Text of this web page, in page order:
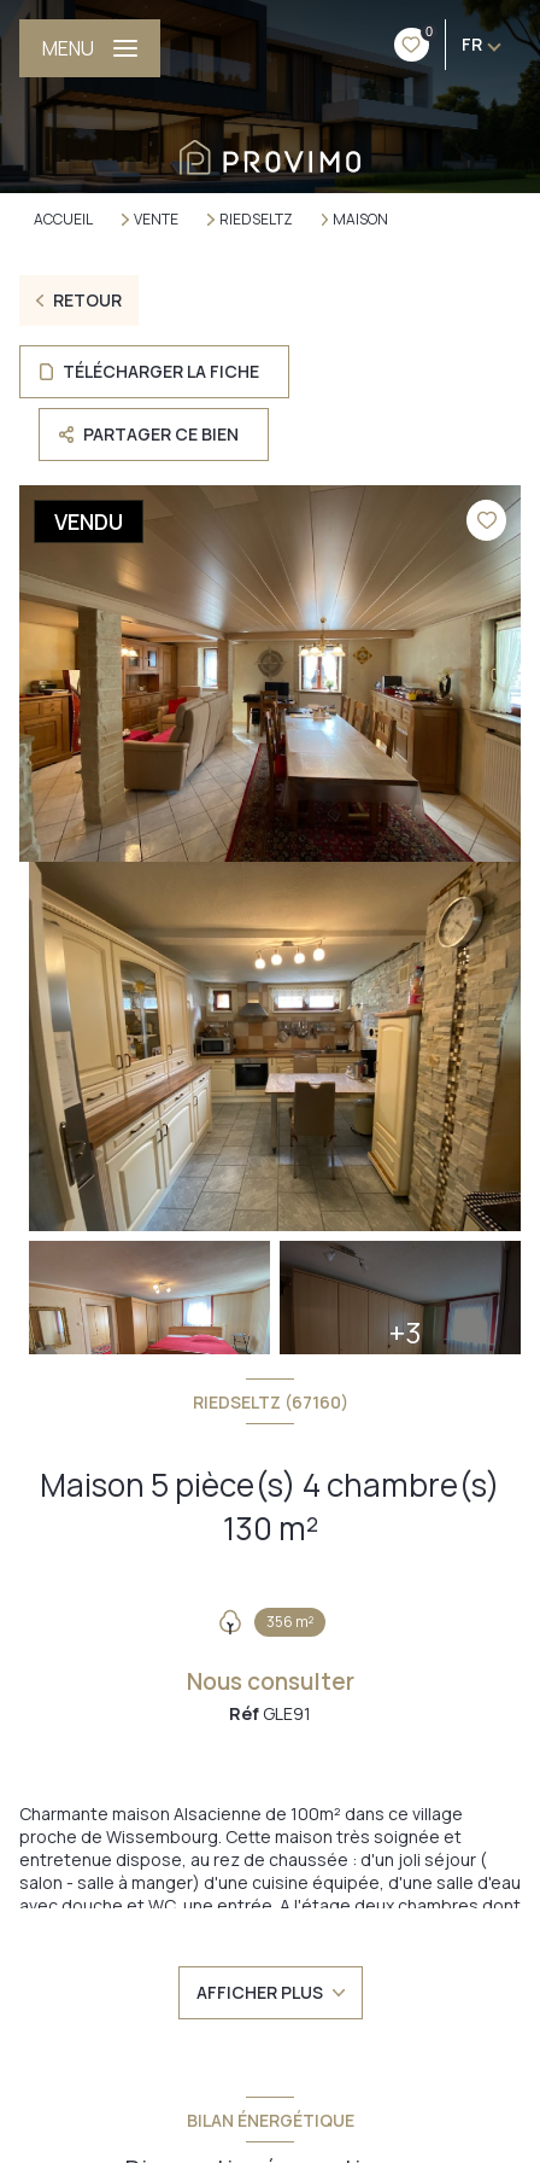
0
FR
MENU
ACCUEIL VENTE RIEDSELTZ MAISON
RETOUR
TÉLÉCHARGER LA FICHE
PARTAGER CE BIEN
VENDU
+3
RIEDSELTZ (67160)
Maison 5 pièce(s) 4 chambre(s)
130 m²
356 m²
Nous consulter
Réf GLE91
Charmante maison Alsacienne de 100m² dans ce village
proche de Wissembourg. Cette maison très soignée et
entretenue dispose, au rez de chaussée : d'un joli séjour (
salon - salle à manger) d'une cuisine équipée, d'une salle d'eau
avec douche et WC, une entrée. A l'étage deux chambres dont
bonne note énergétique. Une extension de 1965 à l'arrière, se
compose d'un garage, d'un atelier et d'un studio d'environ
30m² avec coin Kitchenette et une salle de bain. L'ensemble du
Annonce proposée par un agent commercial
AFFICHER PLUS
BILAN ÉNERGÉTIQUE